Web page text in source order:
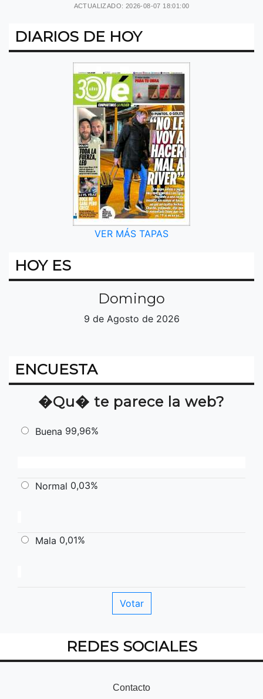
ACTUALIZADO: 2026-08-07 18:01:00
DIARIOS DE HOY
VER MÁS TAPAS
HOY ES
Domingo
9 de Agosto de 2026
ENCUESTA
�Qu� te parece la web?
Buena 99,96%
Normal 0,03%
Mala 0,01%
REDES SOCIALES
Contacto